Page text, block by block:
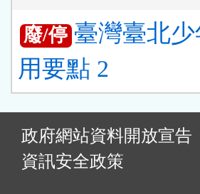
廢/停 臺灣臺北
用要點 2
政府網站資料開放宣告
資訊安全政策